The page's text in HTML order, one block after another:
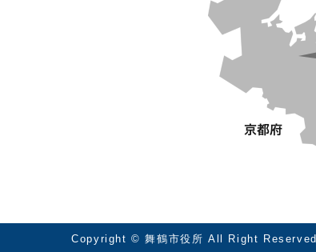
Copyright © 舞鶴市役所 All Right Reserved